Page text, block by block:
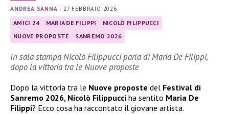
ANDREA SANNA |27 FEBBRAIO 2026
AMICI 24 MARIA DE FILIPPI
NICOLÒ FILIPPUCCI
NUOVE PROPOSTE
SANREMO 2026
In sala stampa Nicolò Filippucci parla di Maria De Filippi,
dopo la vittoria tra le Nuove proposte
Dopo la vittoria tra le Nuove proposte del Festival di
Sanremo 2026, Nicolò Filippucci ha sentito Maria De
Filippi? Ecco cosa ha raccontato il giovane artista.